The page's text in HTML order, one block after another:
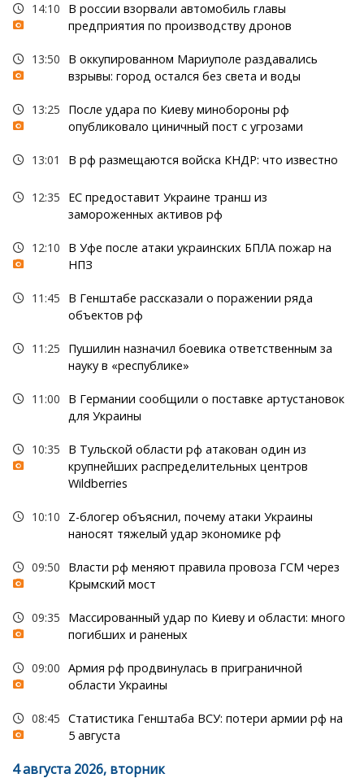
14:10
В россии взорвали автомобиль главы
предприятия по производству дронов
13:50
В оккупированном Мариуполе раздавались
взрывы: город остался без света и воды
13:25
После удара по Киеву минобороны рф
опубликовало циничный пост с угрозами
13:01 В рф размещаются войска КНДР: что известно
12:35
ЕС предоставит Украине транш из
замороженных активов рф
12:10
В Уфе после атаки украинских БПЛА пожар на
НПЗ
11:45
В Генштабе рассказали о поражении ряда
объектов рф
11:25
Пушилин назначил боевика ответственным за
науку в «республике»
11:00
В Германии сообщили о поставке артустановок
для Украины
10:35
В Тульской области рф атакован один из
крупнейших распределительных центров
Wildberries
10:10
Z-блогер объяснил, почему атаки Украины
наносят тяжелый удар экономике рф
09:50
Власти рф меняют правила провоза ГСМ через
Крымский мост
09:35
Массированный удар по Киеву и области: много
погибших и раненых
09:00 Армия рф продвинулась в приграничной
области Украины
08:45 Статистика Генштаба ВСУ: потери армии рф на
5 августа
4 августа 2026, вторник